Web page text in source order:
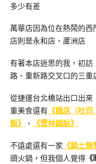
多少有差
萬華店因為位在熱鬧的
店則是永和店、蘆洲店
有著本店迷思的我，初訪
路、重新路交叉口的三重
從捷運台北橋站出口出
重美食還有 《餓店（吐
飯》 、 《雲林鍋貼》
不遠處還有一家 《鍋士
頭火鍋，但我個人覺得